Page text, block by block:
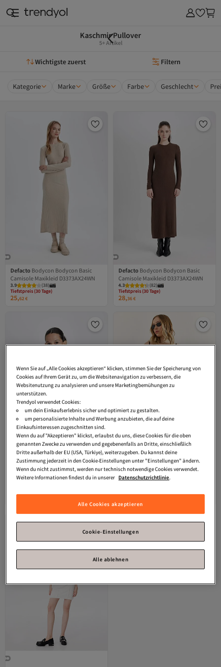
Kaschmir Pullover
5+ Artikel
Wichtigste zuerst Filtern
Kategorie Marke Größe Farbe Geschlecht
Defacto Bodycon Bodycon Basic
Camisole Maxikleid D3373AX24WN
3.9 (38)
Tiefstpreis (30 Tage)
Versand kostenlos ab 35€
Tiefstpreis (30 Tage)
25,62€
Defacto Bodycon Bodycon Basic
Camisole Maxikleid D3373AX24WN
4.3 (82)
Tiefstpreis (30 Tage)
Versand kostenlos ab 35€
Tiefstpreis (30 Tage)
28,36€
DefactoFigurbetontes,
halbgeripptes, weißes Mini-
Knöpfen D3455AX24AU
Olalook
Schwarzes Damen-
Midikleid aus Stahl mit Trägern und
Wenn Sie auf „Alle Cookies akzeptieren“ klicken, stimmen Sie der Speicherung von
Cookies auf Ihrem Gerät zu, um die Websitenavigation zu verbessern, die
Websitenutzung zu analysieren und unsere Marketingbemühungen zu
unterstützen.
Trendyol verwendet Cookies:
um dein Einkaufserlebnis sicher und optimiert zu gestalten.
um personalisierte Inhalte und Werbung anzubieten, die auf deine
Einkaufsinteressen zugeschnitten sind.
Wenn du auf "Akzeptieren" klickst, erlaubst du uns, diese Cookies für die oben
genannten Zwecke zu verwenden und gegebenenfalls an Dritte, einschließlich
Dritte außerhalb der EU (USA, Türkiye), weiterzugeben. Du kannst deine
Zustimmung jederzeit in den Cookie-Einstellungen unter "Einstellungen" ändern.
Wenn du nicht zustimmst, werden nur technisch notwendige Cookies verwendet.
Weitere Informationen findest du in unserer Datenschutzrichtlinie.
Alle Cookies akzeptieren
Cookie-Einstellungen
Alle ablehnen